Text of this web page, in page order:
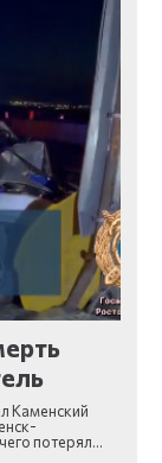
Каменский
потерял…